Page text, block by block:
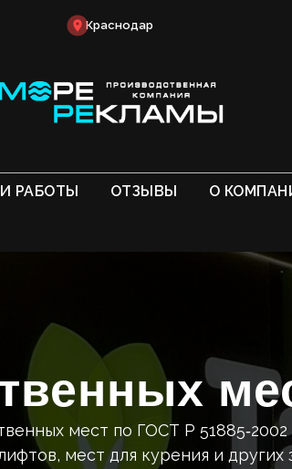
Краснодар
РАБОТЫ ОТЗЫВЫ О
мест по ГОСТ Р
мест для курения и